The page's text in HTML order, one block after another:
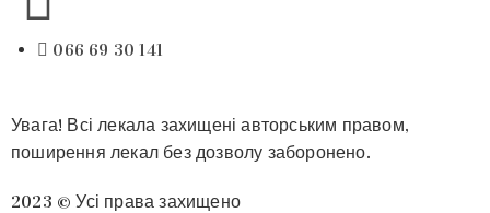
066 69 30 141
Увага! Всі лекала захищені авторським правом,
поширення лекал без дозволу заборонено.
2023 © Усі права захищено